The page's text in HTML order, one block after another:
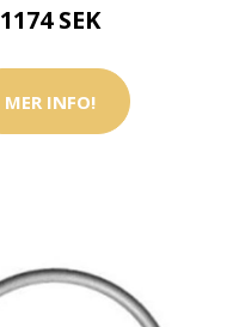
1174 SEK
MER INFO!